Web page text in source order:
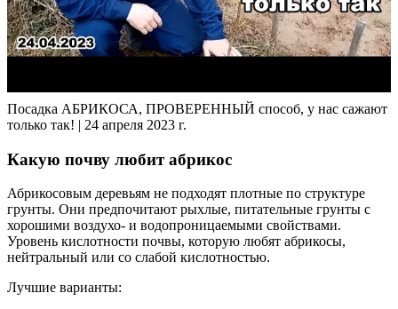
Посадка АБРИКОСА, ПРОВЕРЕННЫЙ способ, у нас сажают
только так! | 24 апреля 2023 г.
Какую почву любит абрикос
Абрикосовым деревьям не подходят плотные по структуре
грунты. Они предпочитают рыхлые, питательные грунты с
хорошими воздухо- и водопроницаемыми свойствами.
Уровень кислотности почвы, которую любят абрикосы,
нейтральный или со слабой кислотностью.
Лучшие варианты: